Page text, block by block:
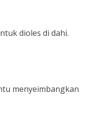
dioles di dahi.
menyeimbangkan